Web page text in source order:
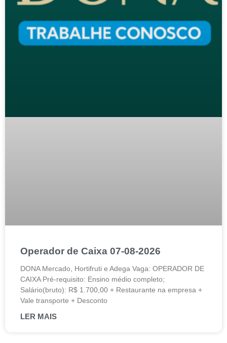
Operador de Caixa 07-08-2026
DONA Mercado, Hortifruti e Adega Vaga: OPERADOR DE
CAIXA Pré-requisito: Ensino médio completo;
Salário(bruto): R$ 1.700,00 + Restaurante na empresa +
Vale transporte + Desconto
LER MAIS